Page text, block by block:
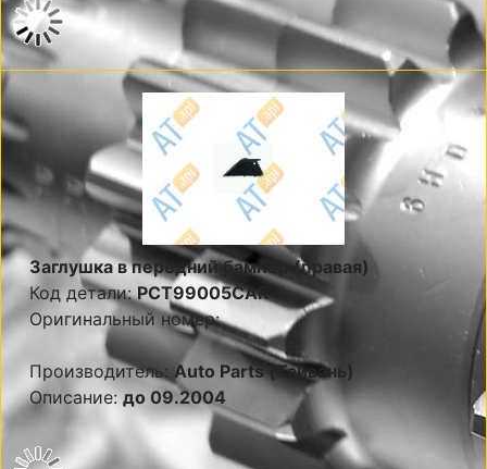
Заглушка в передний бампер (правая)
Код детали:PCT99005CAR
Оригинальный номер:
Производитель: Auto Parts (Тайвань)
Описание:до 09.2004